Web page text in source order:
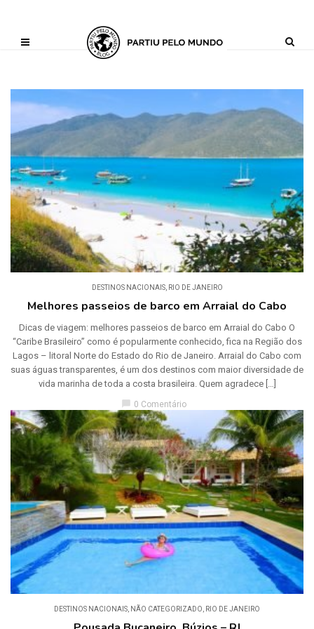
('AI_CONTENT_MARKER_NO_GET_SIDEBAR', true);
DESTINOS NACIONAIS, RIO DE JANEIRO
Melhores passeios de barco em Arraial do Cabo
Dicas de viagem: melhores passeios de barco em Arraial do Cabo O
“Caribe Brasileiro” como é popularmente conhecido, fica na Região dos
Lagos – litoral Norte do Estado do Rio de Janeiro. Arraial do Cabo com
suas águas transparentes, é um dos destinos com maior diversidade de
vida marinha de toda a costa brasileira. Quem agradece […]
chat_bubble 0 Comentário
DESTINOS NACIONAIS NÃO CATEGORIZADO RIO DE JANEIRO